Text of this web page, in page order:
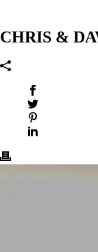
CHRIS &